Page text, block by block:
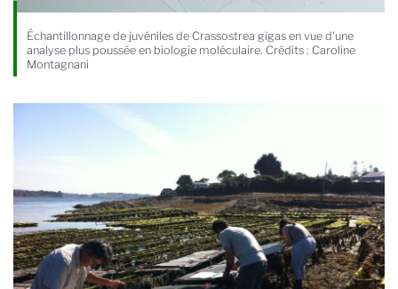
Échantillonnage de juvéniles de Crassostrea gigas en vue d'une
analyse plus poussée en biologie moléculaire. Crédits : Caroline
Montagnani